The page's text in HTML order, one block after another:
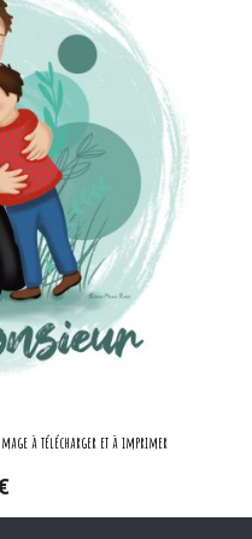
à télécharger et à imprimer